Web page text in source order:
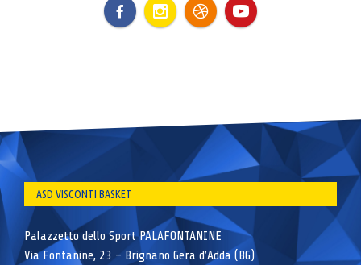
ASD VISCONTI BASKET
Palazzetto dello Sport PALAFONTANINE
Via Fontanine, 23 – Brignano Gera d’Adda (BG)